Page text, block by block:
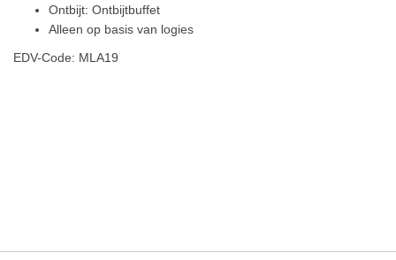
Ontbijt: Ontbijtbuffet
Alleen op basis van logies
EDV-Code: MLA19